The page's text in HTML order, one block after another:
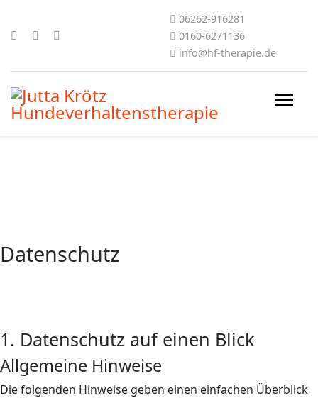
06262-916281
0160-6271136
info@hf-therapie.de
Datenschutz
1. Datenschutz auf einen Blick
Allgemeine Hinweise
Die folgenden Hinweise geben einen einfachen Überblick